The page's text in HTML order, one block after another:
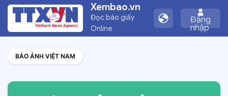
Xembao.vn
Đọc báo giấy
Online
Đăng
nhập
BÁO ẢNH VIỆT NAM